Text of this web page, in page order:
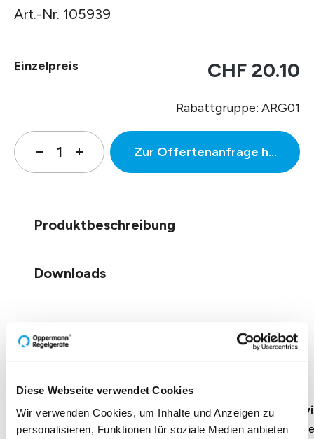
Diese Webseite verwendet Cookies
Wir verwenden Cookies, um Inhalte und Anzeigen zu
personalisieren, Funktionen für soziale Medien anbieten
Art.-Nr. 105939
Einzelpreis CHF 20.10
Rabattgruppe: ARG01
Zur Offertenanfrage
Produktbeschreibung
Downloads
Einblicke zu 40 Jahren
Geschäftsführung Heike Dirmeier
Dauer 4 Minuten